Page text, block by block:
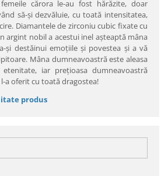
cărora le-au fost hărăzite, doar
să-şi dezvăluie, cu toată intensitatea,
Diamantele de zirconiu cubic fixate cu
argint nobil a acestui inel aşteaptă mâna
şi destăinui emoţiile şi povestea şi a vă
Mâna dumneavoastră este aleasa
iar preţioasa dumneavoastră
a oferit cu toată dragostea!
produs